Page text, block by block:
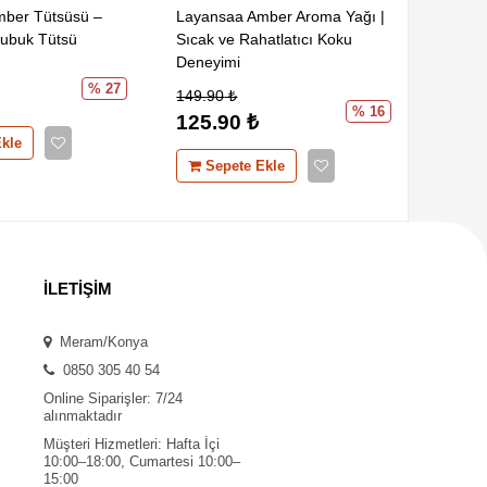
Tütsüsü –
Tütsü
% 27
Layansaa Amber Aroma Yağı |
Sıcak ve Rahatlatıcı Koku
Deneyimi
149.90₺
125.90 ₺ % 16
Sepete Ekle
İLETİŞİM
Meram/Konya
0850 305 40 54
Online Siparişler: 7/24
alınmaktadır
Müşteri Hizmetleri: Hafta İçi
10:00–18:00, Cumartesi 10:00–
15:00